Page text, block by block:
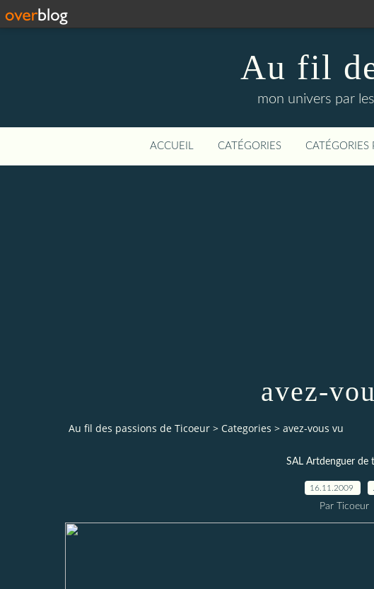
Au fil
mon univers par
ACCUEIL CATÉGORIES CATÉGORIES
avez-
Au fil des passions de Ticoeur > Categories > avez-vous vu
SAL Artdenguer de
16.11.2009
Par Ticoeur